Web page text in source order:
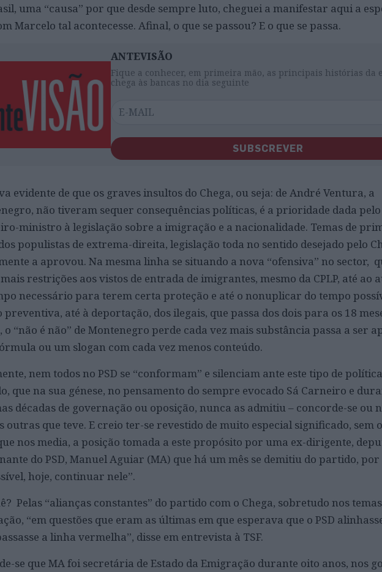
uma “causa” por que desde sempre luto, cheguei a manifestar aqui a
Marcelo tal acontecesse. Afinal, o que se passou? E o que se passa.
ANTEVISÃO
Fique a conhecer, em primeira mão, as principais histórias da
chega às bancas no dia seguinte
SUBSCREVER
evidente de que os graves insultos do Chega, ou seja: de André Ventura, a
não tiveram sequer consequências políticas, é a prioridade dada pelo
ministro à legislação sobre a imigração e a nacionalidade. Temas de
populistas de extrema-direita, legislação toda no sentido desejado pelo
a aprovou. Na mesma linha se situando a nova “ofensiva” no sector,
mais restrições aos vistos de entrada de imigrantes, mesmo da CPLP, até ao
necessário para terem certa proteção e até o nonuplicar do tempo
preventiva, até à deportação, dos ilegais, que passa dos dois para os 18
o “não é não” de Montenegro perde cada vez mais substância passa a ser
ou um slogan com cada vez menos conteúdo.
nem todos no PSD se “conformam” e silenciam ante este tipo de
que na sua génese, no pensamento do sempre evocado Sá Carneiro e
décadas de governação ou oposição, nunca as admitiu – concorde-se ou
outras que teve. E creio ter-se revestido de muito especial significado, sem
nos media, a posição tomada a este propósito por uma ex-dirigente,
do PSD, Manuel Aguiar (MA) que há um mês se demitiu do partido, por
hoje, continuar nele”.
Pelas “alianças constantes” do partido com o Chega, sobretudo nos
“em questões que eram as últimas em que esperava que o PSD
a linha vermelha”, disse em entrevista à TSF.
se que MA foi secretária de Estado da Emigração durante oito anos, nos